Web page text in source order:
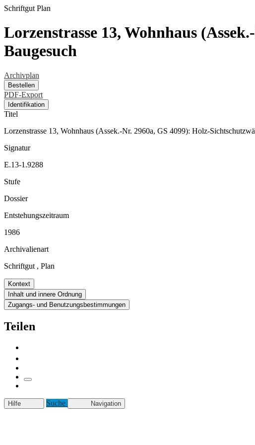
Schriftgut Plan
Lorzenstrasse 13, Wohnhaus
Baugesuch
Archivplan
Bestellen
PDF-Export
Identifikation
Titel
Lorzenstrasse 13, Wohnhaus (Assek.-Nr. 2960a, GS 4099): Holz-
Signatur
E.13-1.9288
Stufe
Dossier
Entstehungszeitraum
1986
Archivalienart
Schriftgut , Plan
Kontext
Inhalt und innere Ordnung
Zugangs- und Benutzungsbestimmungen
Teilen
Hilfe Suche Navigation